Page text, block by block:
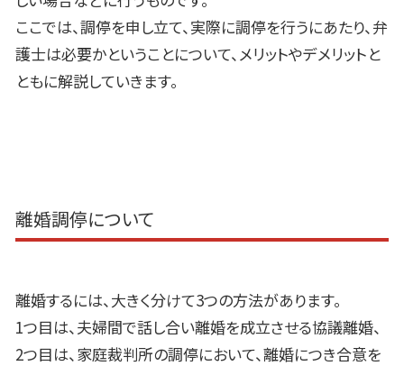
ここでは、調停を申し立て、実際に調停を行うにあたり、弁
護士は必要かということについて、メリットやデメリットと
ともに解説していきます。
離婚調停について
離婚するには、大きく分けて3つの方法があります。
1つ目は、夫婦間で話し合い離婚を成立させる協議離婚、
2つ目は、家庭裁判所の調停において、離婚につき合意を